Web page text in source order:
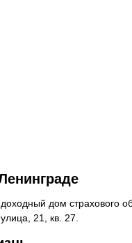
дом страхового
21, кв. 27.